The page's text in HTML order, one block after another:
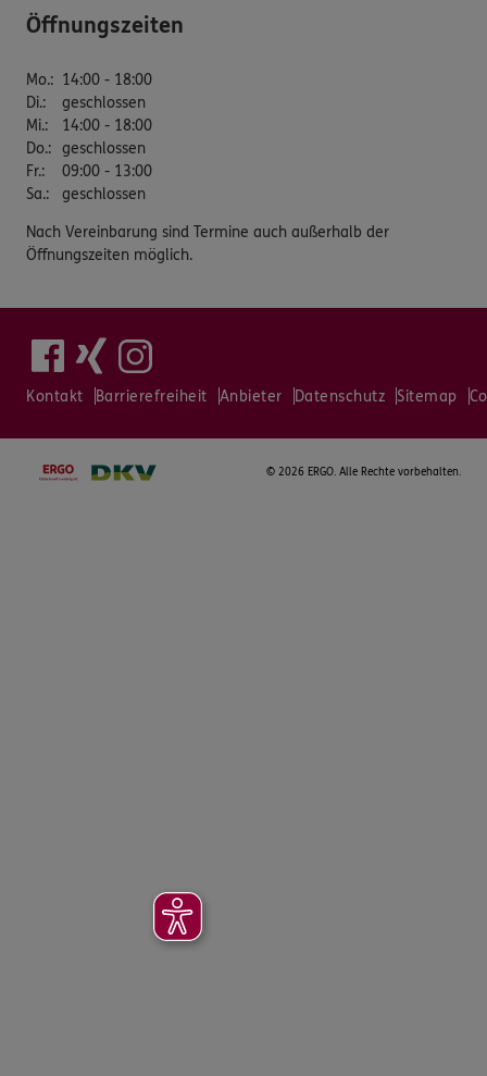
Öffnungszeiten
Mo.: 14:00 - 18:00
Di.:
geschlossen
Mi.:
14:00 - 18:00
Do.: geschlossen
Fr.:
09:00 - 13:00
Sa.: geschlossen
Nach Vereinbarung sind Termine auch außerhalb der
Öffnungszeiten möglich.
Kontakt Barrierefreiheit Anbieter Datenschutz Sitemap
© 2026 ERGO. Alle Rechte vorbehalten.